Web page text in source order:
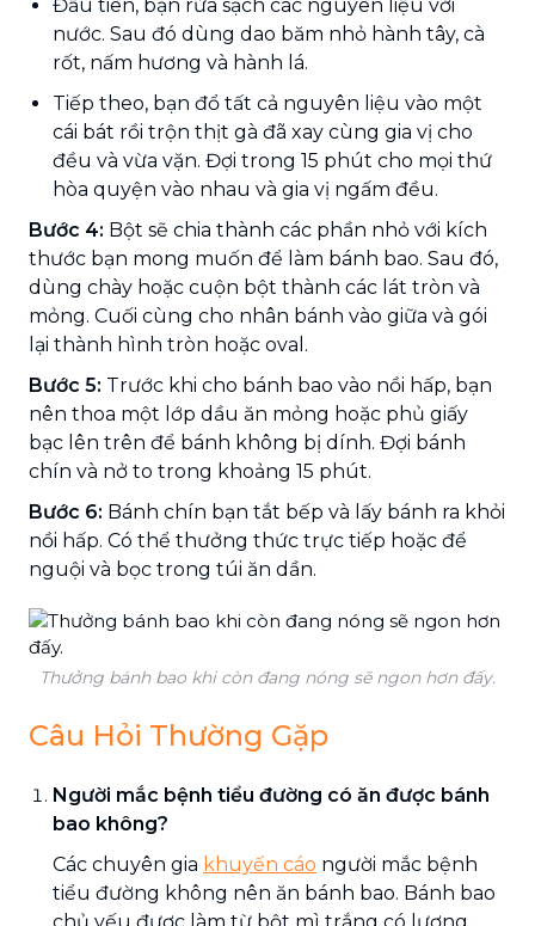
Đầu tiên, bạn rửa sạch các nguyên liệu với
nước. Sau đó dùng dao băm nhỏ hành tây, cà
rốt, nấm hương và hành lá.
Tiếp theo, bạn đổ tất cả nguyên liệu vào một
cái bát rồi trộn thịt gà đã xay cùng gia vị cho
đều và vừa vặn. Đợi trong 15 phút cho mọi thứ
hòa quyện vào nhau và gia vị ngấm đều.
Bước 4: Bột sẽ chia thành các phần nhỏ với kích
thước bạn mong muốn để làm bánh bao. Sau đó,
dùng chày hoặc cuộn bột thành các lát tròn và
mỏng. Cuối cùng cho nhân bánh vào giữa và gói
lại thành hình tròn hoặc oval.
Bước 5: Trước khi cho bánh bao vào nồi hấp, bạn
nên thoa một lớp dầu ăn mỏng hoặc phủ giấy
bạc lên trên để bánh không bị dính. Đợi bánh
chín và nở to trong khoảng 15 phút.
Bước 6: Bánh chín bạn tắt bếp và lấy bánh ra khỏi
nồi hấp. Có thể thưởng thức trực tiếp hoặc để
nguội và bọc trong túi ăn dần.
Thưởng bánh bao khi còn đang nóng sẽ ngon hơn đấy.
Câu Hỏi Thường Gặp
Người mắc bệnh tiểu đường có ăn được bánh
bao không?
Các chuyên gia khuyến cáo người mắc bệnh
tiểu đường không nên ăn bánh bao. Bánh bao
chủ yếu được làm từ bột mì trắng có lượng